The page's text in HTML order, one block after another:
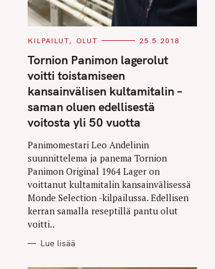
C
T
E
O
R
I
S
KILPAILUT OLUT 25.5.2018
Tornion Panimon lagerolut
voitti toistamiseen
kansainvälisen kultamitalin –
saman oluen edellisestä
voitosta yli 50 vuotta
Panimomestari Leo Andelinin
suunnittelema ja panema Tornion
Panimon Original 1964 Lager on
voittanut kultamitalin kansainvälisessä
Monde Selection -kilpailussa. Edellisen
kerran samalla reseptillä pantu olut
voitti..
Lue lisää
r
c
h
f
o
r
: